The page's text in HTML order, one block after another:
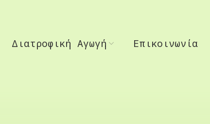
Διατροφική Αγωγή Επικοινωνία